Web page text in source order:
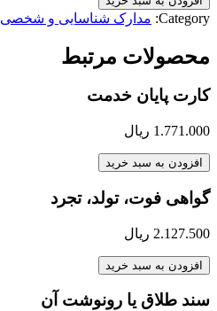
Category: مدارک شناسایی و شخصی
محصولات مرتبط
کارت پایان خدمت
1.771.000 ریال
افزودن به سبد خرید
گواهی فوت، تولد، تجرد
2.127.500 ریال
افزودن به سبد خرید
سند طلاق یا رونوشت آن